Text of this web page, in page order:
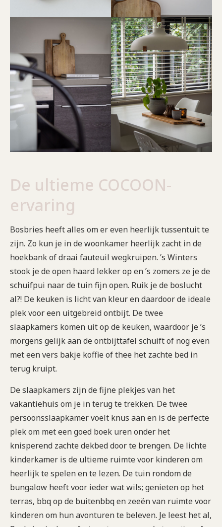
De ultieme COCOON-
ervaring
Bosbries heeft alles om er even heerlijk tussentuit te
zijn. Zo kun je in de woonkamer heerlijk zacht in de
hoekbank of draai fauteuil wegkruipen. ’s Winters
stook je de open haard lekker op en ’s zomers ze je de
schuifpui naar de tuin fijn open. Ruik je de boslucht
al?! De keuken is licht van kleur en daardoor de ideale
plek voor een uitgebreid ontbijt. De twee
slaapkamers komen uit op de keuken, waardoor je ’s
morgens gelijk aan de ontbijttafel schuift of nog even
met een vers bakje koffie of thee het zachte bed in
terug kruipt.
De slaapkamers zijn de fijne plekjes van het
vakantiehuis om je in terug te trekken. De twee
persoonsslaapkamer voelt knus aan en is de perfecte
plek om met een goed boek uren onder het
knisperend zachte dekbed door te brengen. De lichte
kinderkamer is de ultieme ruimte voor kinderen om
heerlijk te spelen en te lezen. De tuin rondom de
bungalow heeft voor ieder wat wils; genieten op het
terras, bbq op de buitenbbq en zeeën van ruimte voor
kinderen om hun avonturen te beleven. Je leest het al,